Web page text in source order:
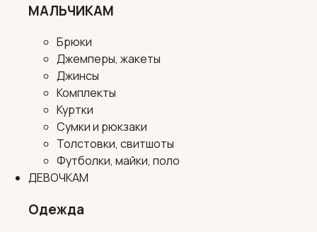
МАЛЬЧИКАМ
Брюки
Джемперы, жакеты
Джинсы
Комплекты
Куртки
Сумки и рюкзаки
Толстовки, свитшоты
Футболки, майки, поло
ДЕВОЧКАМ
Одежда